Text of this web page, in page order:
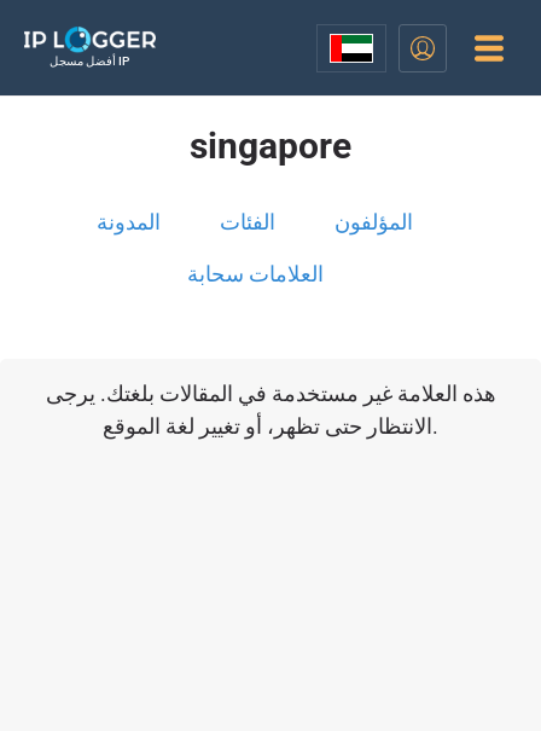
أفضل مسجل IP
singapore
المدونة الفئات المؤلفون
العلامات سحابة